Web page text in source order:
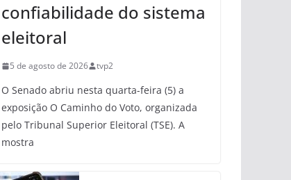
confiabilidade do sistema
eleitoral
5 de agosto de 2026 tvp2
O Senado abriu nesta quarta-feira (5) a
exposição O Caminho do Voto, organizada
pelo Tribunal Superior Eleitoral (TSE). A
mostra